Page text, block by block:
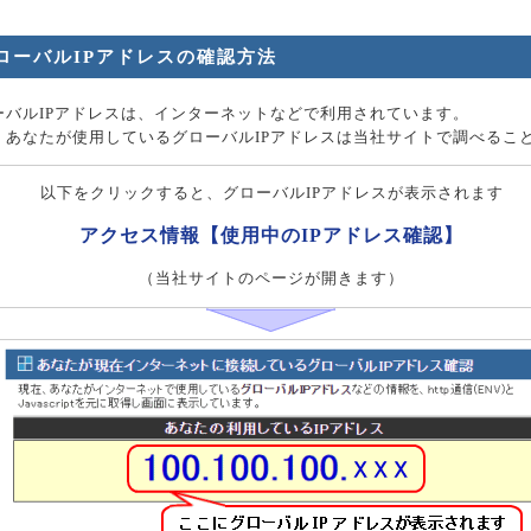
ーバルIPアドレスの確認方法
バルIPアドレスは、インターネットなどで利用されています。
あなたが使用しているグローバルIPアドレスは当社サイトで調べるこ
以下をクリックすると、グローバルIPアドレスが表示されます
アクセス情報【使用中のIPアドレス確認】
（当社サイトのページが開きます）